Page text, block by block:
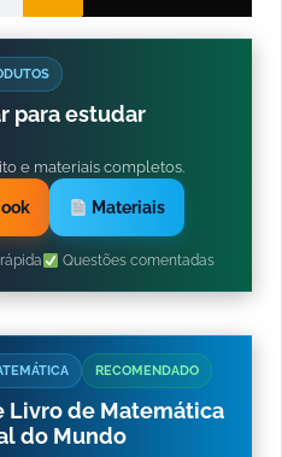
para estudar
e materiais completos.
Materiais
Questões comentadas
RECOMENDADO
Livro de Matemática
do Mundo